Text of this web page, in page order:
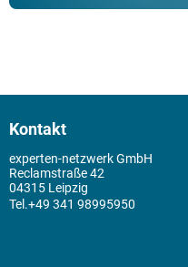
Kontakt
experten-netzwerk GmbH
Reclamstraße 42
04315 Leipzig
+49 341 98995950